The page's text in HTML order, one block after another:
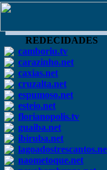
REDECIDADES
camboriu.tv
carazinho.net
caxias.net
cruzalta.net
espumoso.net
esteio.net
florianopolis.tv
guaiba.net
ibiruba.net
naometoque.net